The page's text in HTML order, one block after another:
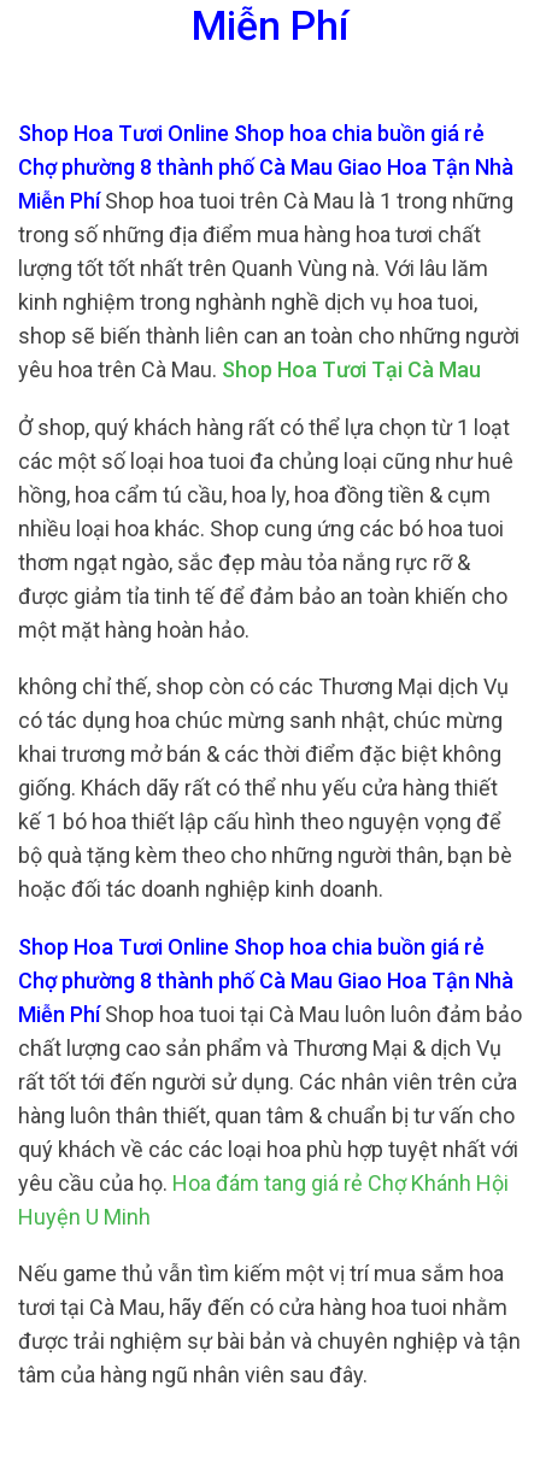
Miễn Phí
Shop Hoa Tươi Online Shop hoa chia buồn giá rẻ
Chợ phường 8 thành phố Cà Mau Giao Hoa Tận Nhà
Miễn PhíShop hoa tuoi trên Cà Mau là 1 trong những
trong số những địa điểm mua hàng hoa tươi chất
lượng tốt tốt nhất trên Quanh Vùng nà. Với lâu lăm
kinh nghiệm trong nghành nghề dịch vụ hoa tuoi,
shop sẽ biến thành liên can an toàn cho những người
yêu hoa trên Cà Mau. Shop Hoa Tươi Tại Cà Mau
Ở shop, quý khách hàng rất có thể lựa chọn từ 1 loạt
các một số loại hoa tuoi đa chủng loại cũng như huê
hồng, hoa cẩm tú cầu, hoa ly, hoa đồng tiền & cụm
nhiều loại hoa khác. Shop cung ứng các bó hoa tuoi
thơm ngạt ngào, sắc đẹp màu tỏa nắng rực rỡ &
được giảm tỉa tinh tế để đảm bảo an toàn khiến cho
một mặt hàng hoàn hảo.
không chỉ thế, shop còn có các Thương Mại dịch Vụ
có tác dụng hoa chúc mừng sanh nhật, chúc mừng
khai trương mở bán & các thời điểm đặc biệt không
giống. Khách dãy rất có thể nhu yếu cửa hàng thiết
kế 1 bó hoa thiết lập cấu hình theo nguyện vọng để
bộ quà tặng kèm theo cho những người thân, bạn bè
hoặc đối tác doanh nghiệp kinh doanh.
Shop Hoa Tươi Online Shop hoa chia buồn giá rẻ
Chợ phường 8 thành phố Cà Mau Giao Hoa Tận Nhà
Miễn PhíShop hoa tuoi tại Cà Mau luôn luôn đảm bảo
chất lượng cao sản phẩm và Thương Mại & dịch Vụ
rất tốt tới đến người sử dụng. Các nhân viên trên cửa
hàng luôn thân thiết, quan tâm & chuẩn bị tư vấn cho
quý khách về các các loại hoa phù hợp tuyệt nhất với
yêu cầu của họ. Hoa đám tang giá rẻ Chợ Khánh Hội
Huyện U Minh
Nếu game thủ vẫn tìm kiếm một vị trí mua sắm hoa
tươi tại Cà Mau, hãy đến có cửa hàng hoa tuoi nhằm
được trải nghiệm sự bài bản và chuyên nghiệp và tận
tâm của hàng ngũ nhân viên sau đây.